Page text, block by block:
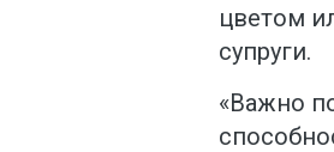
цветом
супруги.
«Важно